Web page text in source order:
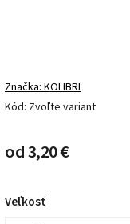
Kód: Zvoľte variant
Značka:KOLIBRI
od3,20 €
Veľkosť